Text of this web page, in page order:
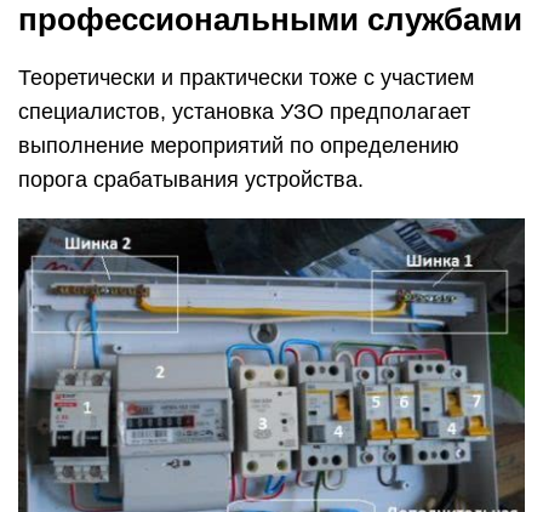
профессиональными службами
Теоретически и практически тоже с участием
специалистов, установка УЗО предполагает
выполнение мероприятий по определению
порога срабатывания устройства.